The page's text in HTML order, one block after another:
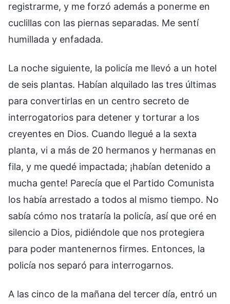
registrarme, y me forzó además a ponerme en
cuclillas con las piernas separadas. Me sentí
humillada y enfadada.
La noche siguiente, la policía me llevó a un hotel
de seis plantas. Habían alquilado las tres últimas
para convertirlas en un centro secreto de
interrogatorios para detener y torturar a los
creyentes en Dios. Cuando llegué a la sexta
planta, vi a más de 20 hermanos y hermanas en
fila, y me quedé impactada; ¡habían detenido a
mucha gente! Parecía que el Partido Comunista
los había arrestado a todos al mismo tiempo. No
sabía cómo nos trataría la policía, así que oré en
silencio a Dios, pidiéndole que nos protegiera
para poder mantenernos firmes. Entonces, la
policía nos separó para interrogarnos.
A las cinco de la mañana del tercer día, entró un